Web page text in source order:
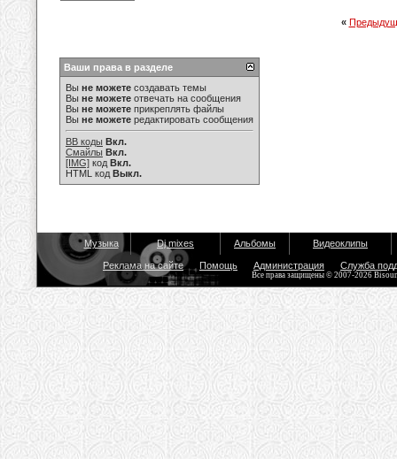
«
Ваши права в разделе
Вы не можете создавать темы
Вы не можете отвечать на сообщения
Вы не можете прикреплять файлы
Вы не можете редактировать сообщения
BB коды Вкл.
Смайлы Вкл.
[IMG] код Вкл.
HTML код Выкл.
Музыка Dj mixes Альбомы Видеоклипы
Реклама на сайте Помощь Администрация Служба
Все права защищены © 2007-2026